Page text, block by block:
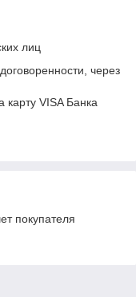
лиц
через
VISA Банка
покупателя